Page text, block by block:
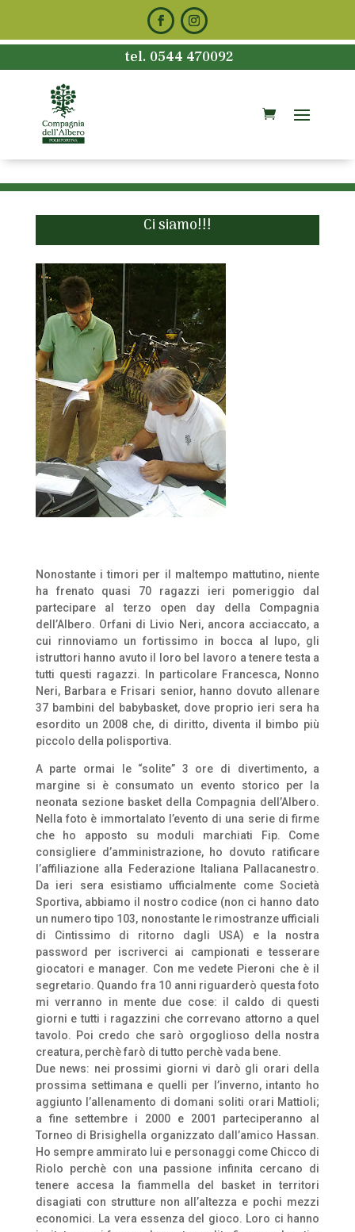
tel. 0544 470092
Ci siamo!!!
Nonostante i timori per il maltempo mattutino, niente
ha frenato quasi 70 ragazzi ieri pomeriggio dal
partecipare al terzo open day della Compagnia
dell’Albero. Orfani di Livio Neri, ancora acciaccato, a
cui rinnoviamo un fortissimo in bocca al lupo, gli
istruttori hanno avuto il loro bel lavoro a tenere testa a
tutti questi ragazzi. In particolare Francesca, Nonno
Neri, Barbara e Frisari senior, hanno dovuto allenare
37 bambini del babybasket, dove proprio ieri sera ha
esordito un 2008 che, di diritto, diventa il bimbo più
piccolo della polisportiva.
A parte ormai le “solite” 3 ore di divertimento, a
margine si è consumato un evento storico per la
neonata sezione basket della Compagnia dell’Albero.
Nella foto è immortalato l’evento di una serie di firme
che ho apposto su moduli marchiati Fip. Come
consigliere d’amministrazione, ho dovuto ratificare
l’affiliazione alla Federazione Italiana Pallacanestro.
Da ieri sera esistiamo ufficialmente come Società
Sportiva, abbiamo il nostro codice (non ci hanno dato
un numero tipo 103, nonostante le rimostranze ufficiali
di Cintissimo di ritorno dagli USA) e la nostra
password per iscriverci ai campionati e tesserare
giocatori e manager. Con me vedete Pieroni che è il
segretario. Quando fra 10 anni riguarderò questa foto
mi verranno in mente due cose: il caldo di questi
giorni e tutti i ragazzini che correvano attorno a quel
tavolo. Poi credo che sarò orgoglioso della nostra
creatura, perchè farò di tutto perchè vada bene.
Due news: nei prossimi giorni vi darò gli orari della
prossima settimana e quelli per l’inverno, intanto ho
aggiunto l’allenamento di domani soliti orari Mattioli;
a fine settembre i 2000 e 2001 parteciperanno al
Torneo di Brisighella organizzato dall’amico Hassan.
Ho sempre ammirato lui e personaggi come Chicco di
Riolo perchè con una passione infinita cercano di
tenere accesa la fiammella del basket in territori
disagiati con strutture non all’altezza e pochi mezzi
economici. La vera essenza del gioco. Loro ci hanno